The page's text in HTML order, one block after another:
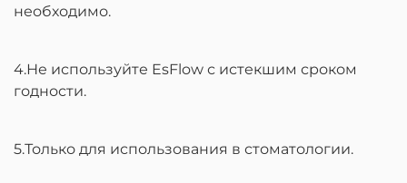
необходимо.
4.Не используйте EsFlow с истекшим сроком
годности.
5.Только для использования в стоматологии.